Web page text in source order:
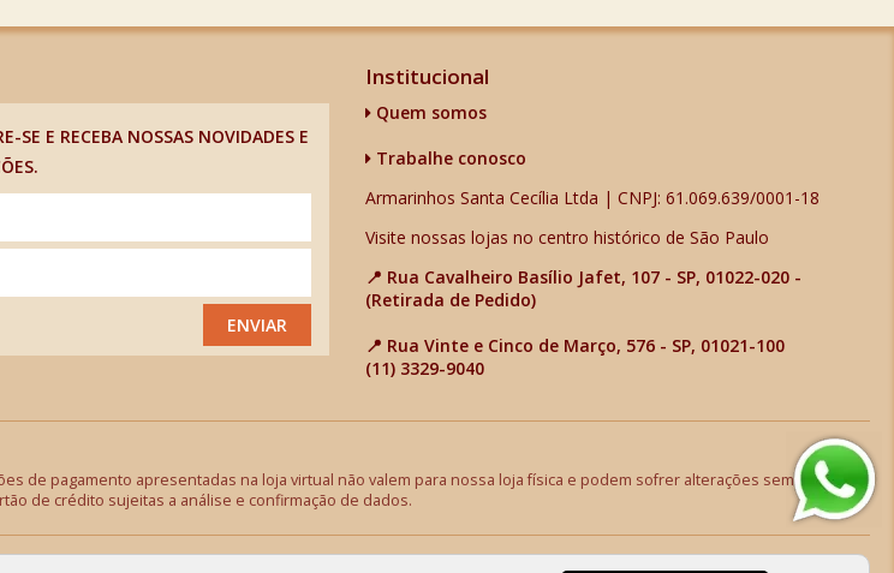
SE E RECEBA NOSSAS NOVIDADES E
ENVIAR
Institucional
Quem somos
Trabalhe conosco
Armarinhos Santa Cecília Ltda | CNPJ: 61.069.639/0001-18
Visite nossas lojas no centro histórico de São Paulo
📍 Rua Cavalheiro Basílio Jafet, 107 - SP, 01022-020 -
(Retirada de Pedido)
📍 Rua Vinte e Cinco de Março, 576 - SP, 01021-100
(11) 3329-9040
de pagamento apresentadas na loja virtual não valem para nossa loja física e podem sofrer alterações sem aviso
de crédito sujeitas a análise e confirmação de dados.